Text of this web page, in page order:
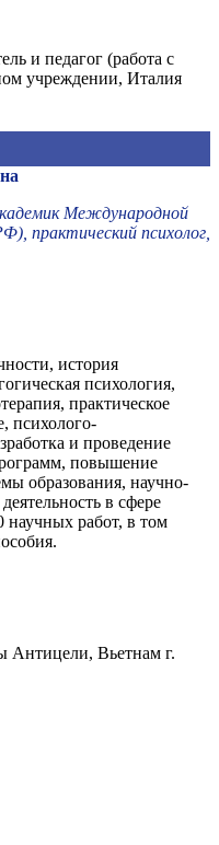
и педагог (работа с
учреждении, Италия
Международной
практический психолог,
история
психология,
практическое
психолого-
и проведение
повышение
образования, научно-
в сфере
научных работ, в том
Антицели, Вьетнам г.